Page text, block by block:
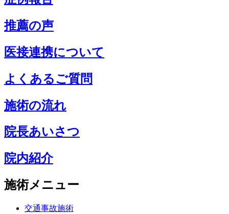
推薦の声
医接連携について
よくあるご質問
施術の流れ
院長あいさつ
院内紹介
施術メニュー
交通事故施術